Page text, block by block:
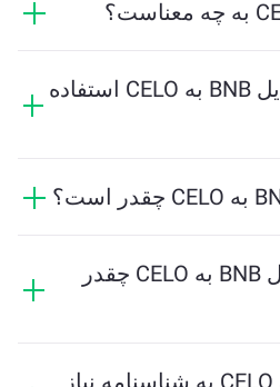
براساس شرایط بازار، عرضه و
تقاضا، و نقدینگی تغییر می‌کند.
چگونه از این ابزار تبدیل BNB به CELO استفاده
ابزار مقدار تخمینی CELO دریافتی را محاسبه خواهد کرد.
متفاوت است. ChangeNOW نرخ‌های رقابتی را بدون
می‌دهد، و مبلغ نهایی قبل از تایید
مبلغ حداقل برای تبدیل BNB به CELO چقدر
مبلغ مورد نیاز برای تضمین